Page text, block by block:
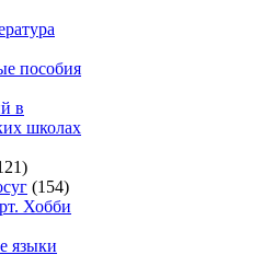
пособия
в
школах
(154)
Хобби
языки